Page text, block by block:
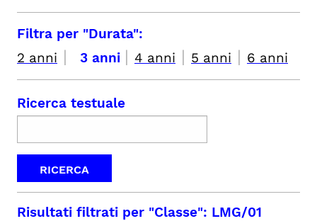
Filtra per "Durata":
2 anni | 3 anni | 4 anni | 5 anni | 6 anni
Ricerca testuale
Risultati filtrati per "Classe": LMG/01